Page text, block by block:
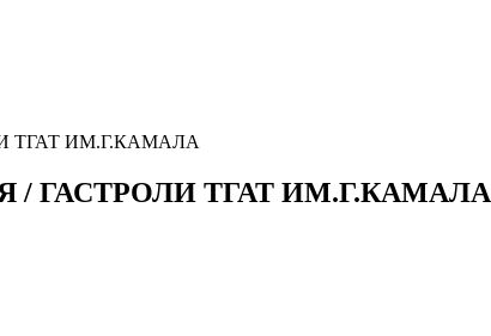
ТГАТ ИМ.Г.КАМАЛА
/ ГАСТРОЛИ ТГАТ ИМ.Г.КАМАЛА